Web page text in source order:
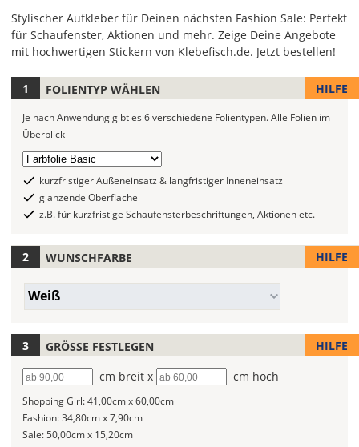
Stylischer Aufkleber für Deinen nächsten Fashion Sale: Perfekt
für Schaufenster, Aktionen und mehr. Zeige Deine Angebote
mit hochwertigen Stickern von Klebefisch.de. Jetzt bestellen!
Anwendung
stehen
Folientypen
verschiedenen
zur
Wahl.
Bei
mehrfarbigen
kannst
Du
die
Farben
frei
kombinieren.
Wählst
FOLIENTYP WÄHLEN HILFE
Je nach Anwendung gibt es 6 verschiedene Folientypen. Alle Folien im
Überblick
Folientyp
auswählen
kurzfristiger Außeneinsatz & langfristiger Inneneinsatz
glänzende Oberfläche
z.B. für kurzfristige Schaufensterbeschriftungen, Aktionen etc.
WUNSCHFARBE HILFE
Farbe/n
(Wert
Weiß
GRÖSSE FESTLEGEN HILFE
Breite cm breit x Höhe cm hoch
Shopping Girl:41,00cm x 60,00cm
Fashion:34,80cm x 7,90cm
Sale:50,00cm x 15,20cm